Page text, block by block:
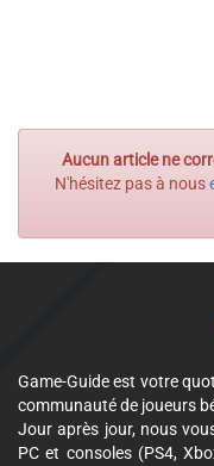
Aucun article ne
N'hésitez pas à nous
Game-Guide est votre
communauté de joueurs
Jour après jour, nous
PC et consoles (PS4,